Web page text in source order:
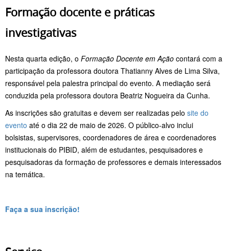
Formação docente e práticas
investigativas
Nesta quarta edição, o Formação Docente em Ação contará com a
participação da professora doutora Thatianny Alves de Lima Silva,
responsável pela palestra principal do evento. A mediação será
conduzida pela professora doutora Beatriz Nogueira da Cunha.
As inscrições são gratuitas e devem ser realizadas pelo site do
evento até o dia 22 de maio de 2026. O público-alvo inclui
bolsistas, supervisores, coordenadores de área e coordenadores
institucionais do PIBID, além de estudantes, pesquisadores e
pesquisadoras da formação de professores e demais interessados
na temática.
Faça a sua inscrição!